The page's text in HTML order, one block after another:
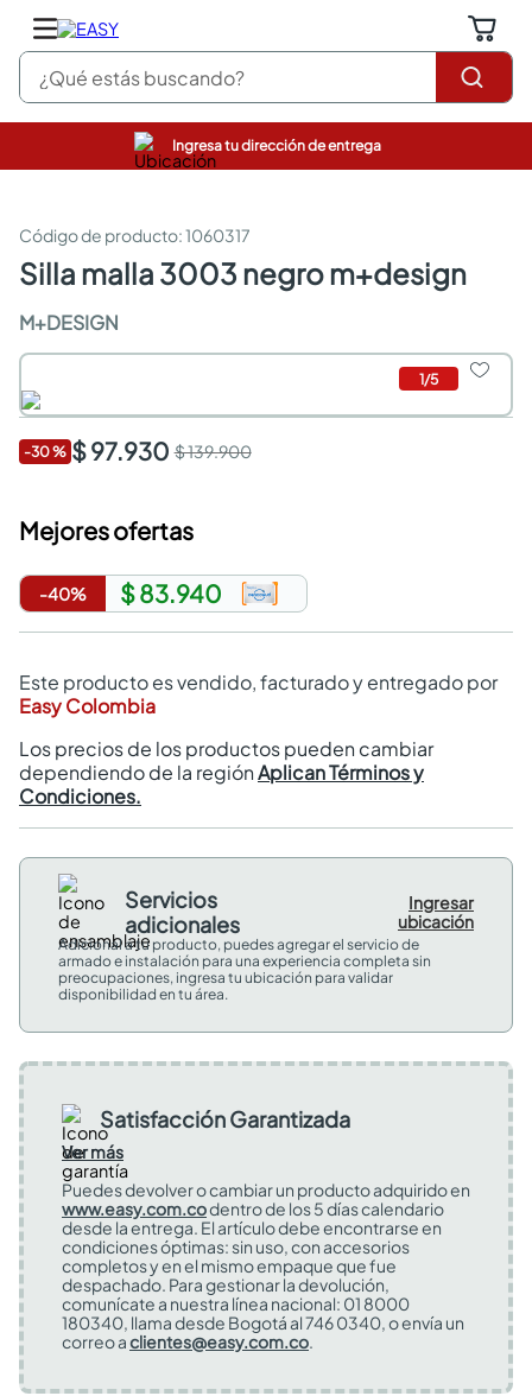
¿Qué estás buscando?
Ingresa tu dirección de entrega
:1060317
silla malla 3003 negro m+design
M+DESIGN
1/5
-30% $ 97.930 $ 139.900
Mejores ofertas
-40% $ 83.940
Este producto es vendido, facturado y entregado por
Easy Colombia
Los precios de los productos pueden cambiar
dependiendo de la regiónAplican Términos y
Condiciones.
Servicios
adicionales
Ingresar
ubicación
Adicional a tu producto, puedes agregar el servicio de
armado e instalación para una experiencia completa sin
preocupaciones, ingresa tu ubicación para validar
disponibilidad en tu área.
Satisfacción Garantizada
Ver más
Puedes devolver o cambiar un producto adquirido en
www.easy.com.codentro de los 5 días calendario
desde la entrega. El artículo debe encontrarse en
condiciones óptimas: sin uso, con accesorios
completos y en el mismo empaque que fue
despachado. Para gestionar la devolución,
comunícate a nuestra línea nacional: 01 8000
180340, llama desde Bogotá al 746 0340, o envía un
correo aclientes@easy.com.co.
pinturas
sanitarios
comedor
pisos
armarios closet
comedores
neveras